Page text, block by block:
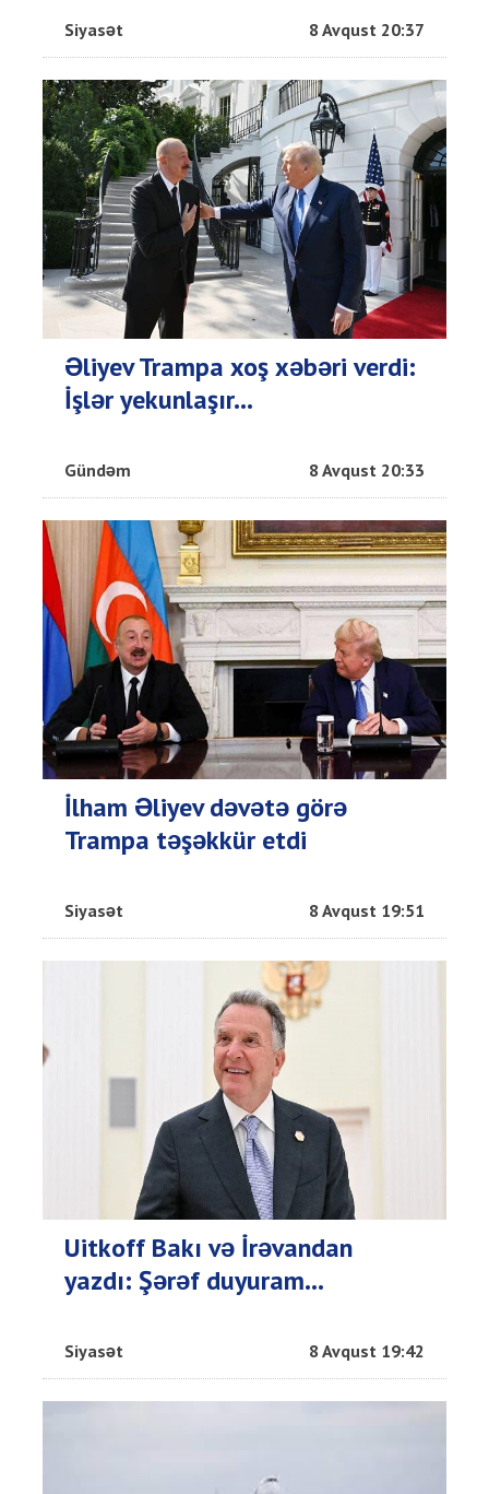
Siyasət 8 Avqust 20:37
Əliyev Trampa xoş xəbəri verdi:
İşlər yekunlaşır...
Gündəm 8 Avqust 20:33
İlham Əliyev dəvətə görə
Trampa təşəkkür etdi
Siyasət 8 Avqust 19:51
Uitkoff Bakı və İrəvandan
yazdı: Şərəf duyuram...
Siyasət 8 Avqust 19:42